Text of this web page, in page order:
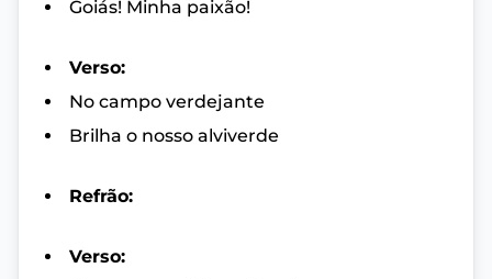
Goiás! Minha paixão!
Verso:
No campo verdejante
Brilha o nosso alviverde
Refrão:
Verso: